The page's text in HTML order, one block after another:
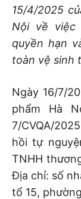
15/4/2025
Nội về việc
quyền hạn
toàn vệ sinh
Ngày 16/7/
phẩm Hà
7/CVQA/
hồi tự
TNHH
Địa chỉ: số
tổ 15,